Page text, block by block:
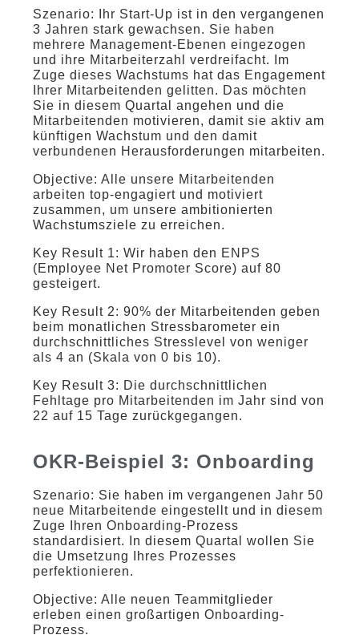
Szenario: Ihr Start-Up ist in den vergangenen
3 Jahren stark gewachsen. Sie haben
mehrere Management-Ebenen eingezogen
und ihre Mitarbeiterzahl verdreifacht. Im
Zuge dieses Wachstums hat das Engagement
Ihrer Mitarbeitenden gelitten. Das möchten
Sie in diesem Quartal angehen und die
Mitarbeitenden motivieren, damit sie aktiv am
künftigen Wachstum und den damit
verbundenen Herausforderungen mitarbeiten.
Objective: Alle unsere Mitarbeitenden
arbeiten top-engagiert und motiviert
zusammen, um unsere ambitionierten
Wachstumsziele zu erreichen.
Key Result 1: Wir haben den ENPS
(Employee Net Promoter Score) auf 80
gesteigert.
Key Result 2: 90% der Mitarbeitenden geben
beim monatlichen Stressbarometer ein
durchschnittliches Stresslevel von weniger
als 4 an (Skala von 0 bis 10).
Key Result 3: Die durchschnittlichen
Fehltage pro Mitarbeitenden im Jahr sind von
22 auf 15 Tage zurückgegangen.
OKR-Beispiel 3: Onboarding
Szenario: Sie haben im vergangenen Jahr 50
neue Mitarbeitende eingestellt und in diesem
Zuge Ihren Onboarding-Prozess
standardisiert. In diesem Quartal wollen Sie
die Umsetzung Ihres Prozesses
perfektionieren.
Objective: Alle neuen Teammitglieder
erleben einen großartigen Onboarding-
Prozess.